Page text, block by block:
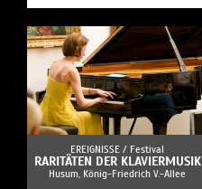
EREIGNISSE / Festival
RARITÄTEN DER KLAVIERMUSIK
Husum, König-Friedrich V.-Allee